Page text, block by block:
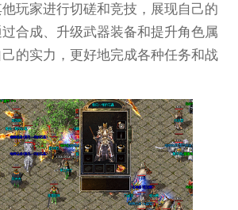
玩家进行切磋和竞技，展现自己的
合成、升级武器装备和提升角色属
的实力，更好地完成各种任务和战